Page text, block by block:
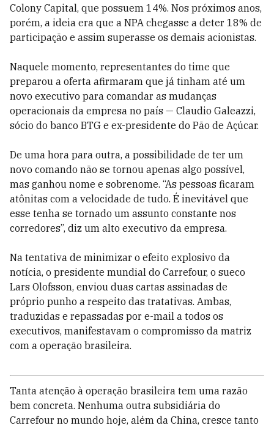
Colony Capital, que possuem 14%. Nos próximos anos,
porém, a ideia era que a NPA chegasse a deter 18% de
participação e assim superasse os demais acionistas.
Naquele momento, representantes do time que
preparou a oferta afirmaram que já tinham até um
novo executivo para comandar as mudanças
operacionais da empresa no país — Claudio Galeazzi,
sócio do banco BTG e ex-presidente do Pão de Açúcar.
De uma hora para outra, a possibilidade de ter um
novo comando não se tornou apenas algo possível,
mas ganhou nome e sobrenome. “As pessoas ficaram
atônitas com a velocidade de tudo. É inevitável que
esse tenha se tornado um assunto constante nos
corredores”, diz um alto executivo da empresa.
Na tentativa de minimizar o efeito explosivo da
notícia, o presidente mundial do Carrefour, o sueco
Lars Olofsson, enviou duas cartas assinadas de
próprio punho a respeito das tratativas. Ambas,
traduzidas e repassadas por ­e-mail a todos os
executivos, manifestavam o compromisso da matriz
com a operação brasileira.
Tanta atenção à operação brasileira tem uma razão
bem concreta. Nenhuma outra subsidiária do
Carrefour no mundo hoje, além da China, cresce tanto